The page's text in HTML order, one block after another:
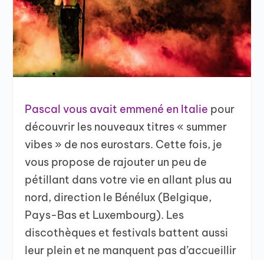
Pascal vous avait emmené en Italie pour
découvrir les nouveaux titres « summer
vibes » de nos eurostars. Cette fois, je
vous propose de rajouter un peu de
pétillant dans votre vie en allant plus au
nord, direction le Bénélux (Belgique,
Pays-Bas et Luxembourg). Les
discothèques et festivals battent aussi
leur plein et ne manquent pas d’accueillir